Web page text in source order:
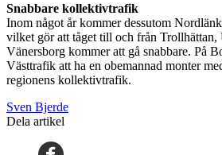
Snabbare kollektivtrafik
Inom något år kommer dessutom
vilket gör att tåget till och från Trollhättan,
Vänersborg kommer att gå snabbare. På
Västtrafik att ha en obemannad monter
regionens kollektivtrafik.
Sven Bjerde
Dela artikel